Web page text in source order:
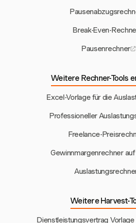
Break-Even-
Pausenrechner
Weitere Rechner-Tools
Excel-Vorlage für die
Professioneller
Freelance-
Gewinnmargenrechner
Weitere Harvest-
Dienstleistungsvertrag